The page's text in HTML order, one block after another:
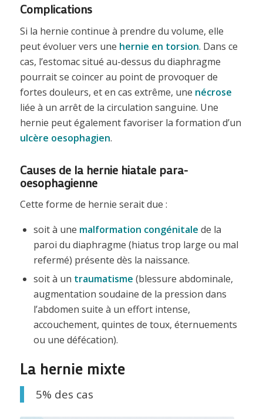
Complications
Si la hernie continue à prendre du volume, elle
peut évoluer vers une hernie en torsion. Dans ce
cas, l’estomac situé au-dessus du diaphragme
pourrait se coincer au point de provoquer de
fortes douleurs, et en cas extrême, une nécrose
liée à un arrêt de la circulation sanguine. Une
hernie peut également favoriser la formation d’un
ulcère oesophagien.
Causes de la hernie hiatale para-
oesophagienne
Cette forme de hernie serait due :
soit à une malformation congénitale de la
paroi du diaphragme (hiatus trop large ou mal
refermé) présente dès la naissance.
soit à un traumatisme (blessure abdominale,
augmentation soudaine de la pression dans
l’abdomen suite à un effort intense,
accouchement, quintes de toux, éternuements
ou une défécation).
La hernie mixte
5% des cas